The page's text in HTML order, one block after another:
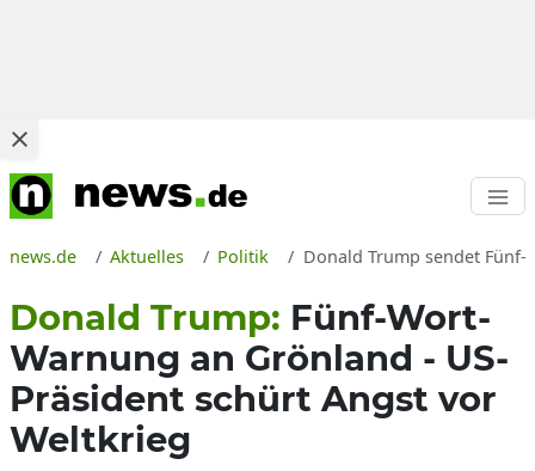
news.de Aktuelles Politik Donald Trump sendet
Donald Trump: Fünf-Wort-
Warnung an Grönland - US-
Präsident schürt Angst vor
Weltkrieg